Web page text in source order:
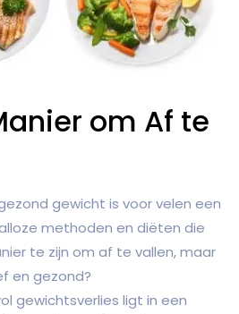
om Af te
gewicht is voor velen een
methoden en diëten die
te zijn om af te vallen, maar
en gezond?
gewichtsverlies ligt in een